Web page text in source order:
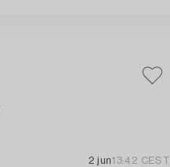
2 jun13:42 CEST